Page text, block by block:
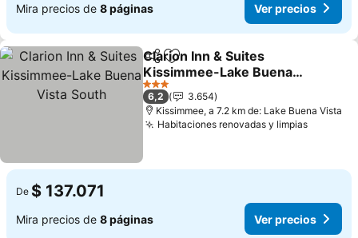
Mira precios de 8 páginas Ver precios
CompartirAgregar a favoritos
Clarion Inn & Suites
Kissimmee-Lake Buena
Vista South
Ver precios
3 Estrellas
6,2
3.654
Kissimmee, a 7.2 km de: Lake Buena Vista
Habitaciones renovadas y limpiasVer
De $ 137.071
Mira precios de 8 páginas Ver precios